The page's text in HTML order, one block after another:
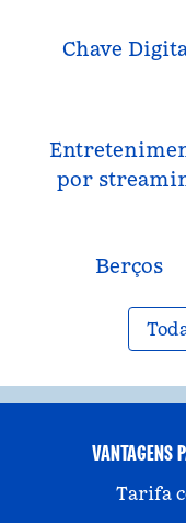
Chave
por
Berços
VANTAGENS
Tarifa